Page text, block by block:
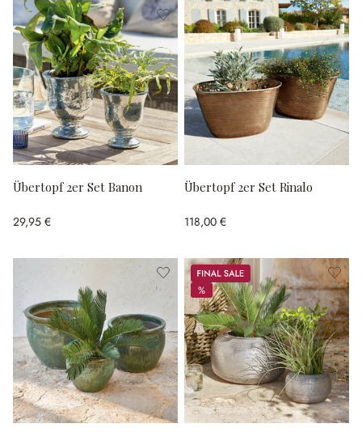
Übertopf 2er Set Banon
29,95 €
Übertopf 2er Set Rinalo
118,00 €
Sale
%
%